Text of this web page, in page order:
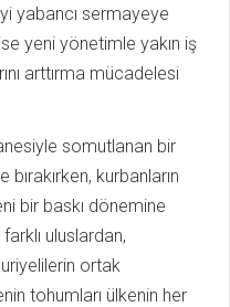
yabancı sermayeye
yeni yönetimle yakın iş
arttırma mücadelesi
somutlanan bir
kurbanların
bir baskı dönemine
uluslardan,
ortak
tohumları ülkenin her